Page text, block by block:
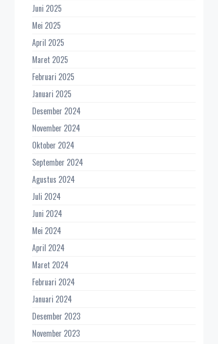
Juni 2025
Mei 2025
April 2025
Maret 2025
Februari 2025
Januari 2025
Desember 2024
November 2024
Oktober 2024
September 2024
Agustus 2024
Juli 2024
Juni 2024
Mei 2024
April 2024
Maret 2024
Februari 2024
Januari 2024
Desember 2023
November 2023